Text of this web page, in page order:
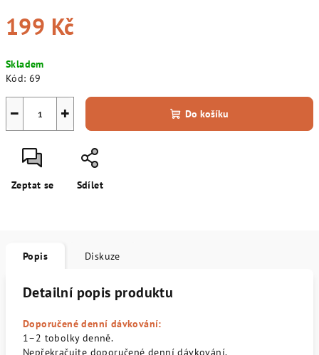
199 Kč
cena:
Skladem
Kód: 69
+
− Do košíku
Zeptat se Sdílet
Popis Diskuze
Detailní popis produktu
Doporučené denní dávkování:
1–2 tobolky denně.
Nepřekračujte doporučené denní dávkování.